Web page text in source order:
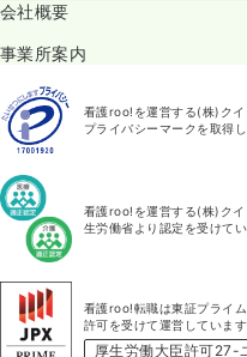
会社概要
事業所案内
看護roo!を運営する(株)ク
プライバシーマークを取得し
看護roo!を運営する(株)ク
生労働省より認定を受けてい
看護roo!転職は東証プライ
許可を受けて運営しています
厚生労働大臣許可